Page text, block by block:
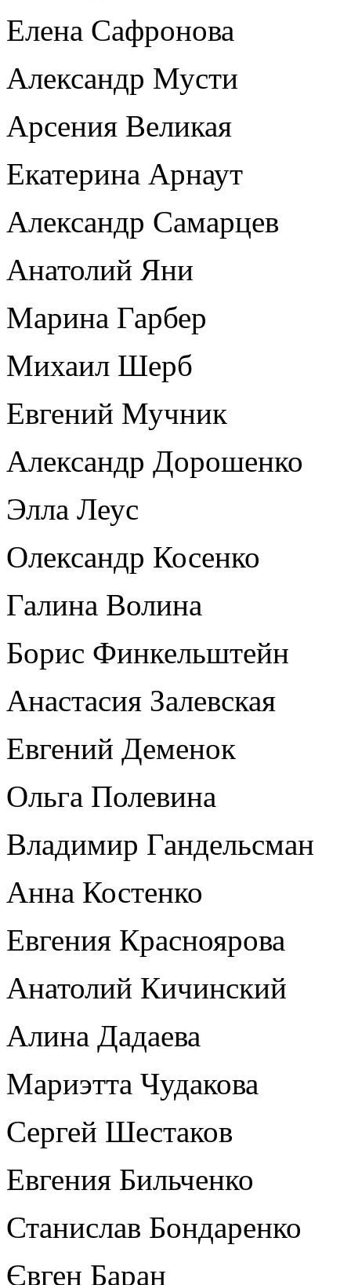
Елена Сафронова
Александр Мусти
Арсения Великая
Екатерина Арнаут
Александр Самарцев
Анатолий Яни
Марина Гарбер
Михаил Шерб
Евгений Мучник
Александр Дорошенко
Элла Леус
Олександр Косенко
Галина Волина
Борис Финкельштейн
Анастасия Залевская
Евгений Деменок
Ольга Полевина
Владимир Гандельсман
Анна Костенко
Евгения Красноярова
Анатолий Кичинский
Алина Дадаева
Мариэтта Чудакова
Сергей Шестаков
Евгения Бильченко
Станислав Бондаренко
Євген Баран